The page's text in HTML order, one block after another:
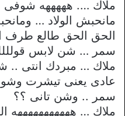
ملاك …. هههههه شوفى
مانحبش الولاد …
الحق الحق طالع طرف
سمر … شن لابس
ملاك … مبردك انتى
عادى يعنى تيشرت
سمر .. وشن تانى ؟؟
ملاك … هههههههههههه